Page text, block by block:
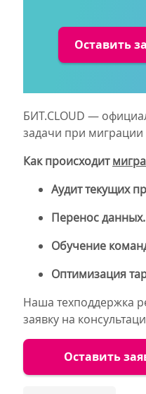
Оставить
БИТ.CLOUD —
задачи при
Как происходит
Аудит текущих
Перенос данных.
Обучение
Оптимизация
Наша техподдержка
заявку на
Оставить